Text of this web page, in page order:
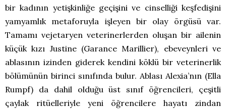
bir kadının yetişkinliğe geçişini ve cinselliği keşfedişini
yamyamlık metaforuyla işleyen bir olay örgüsü var.
Tamamı vejetaryen veterinerlerden oluşan bir ailenin
küçük kızı Justine (Garance Marillier), ebeveynleri ve
ablasının izinden giderek kendini köklü bir veterinerlik
bölümünün birinci sınıfında bulur. Ablası Alexia’nın (Ella
Rumpf) da dahil olduğu üst sınıf öğrencileri, çeşitli
çaylak ritüelleriyle yeni öğrencilere hayatı zindan